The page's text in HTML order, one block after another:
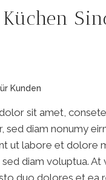
Kunden
sit amet,
sed diam nonumy
ut labore et dolore
diam voluptua.
duo dolores et ea